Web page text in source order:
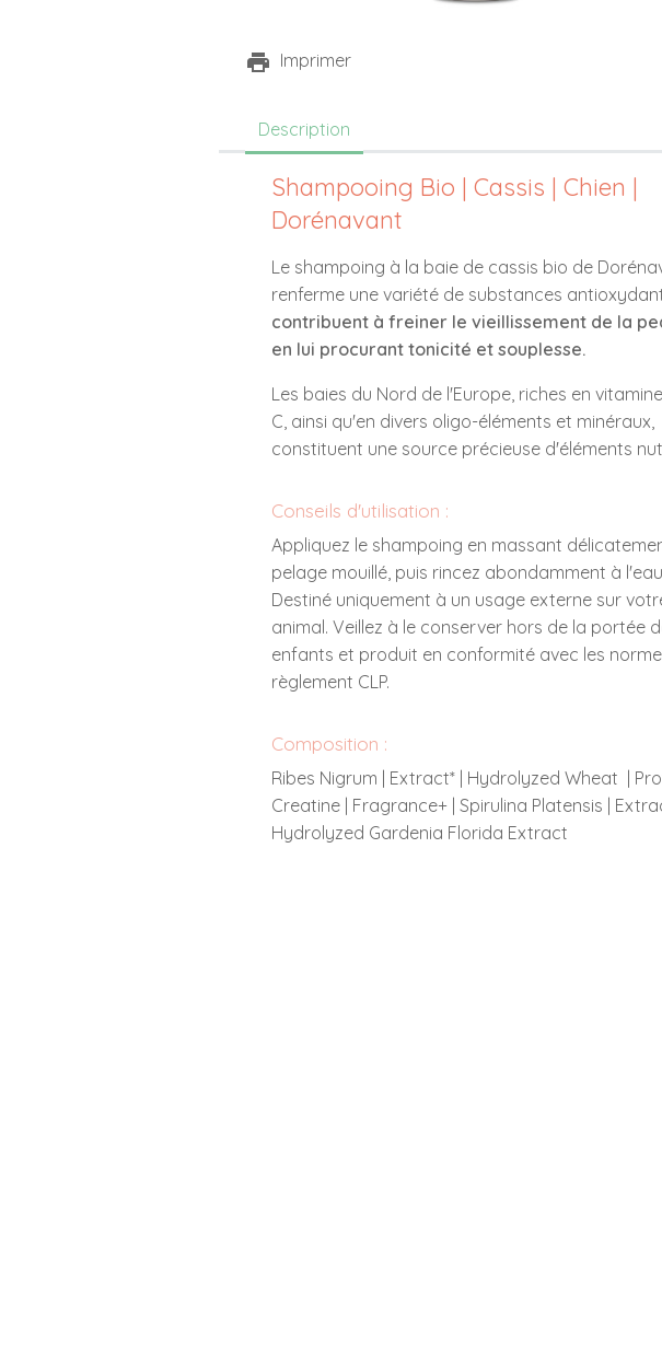
Imprimer
Description
Shampooing Bio | Cassis | Chien |
Dorénavant
Le shampoing à la baie de cassis bio de
renferme une variété de substances
contribuent à freiner le vieillissement de la
en lui procurant tonicité et souplesse.
Les baies du Nord de l'Europe, riches en
C, ainsi qu'en divers oligo-éléments et minéraux,
constituent une source précieuse d'éléments
Conseils d'utilisation :
Appliquez le shampoing en massant
pelage mouillé, puis rincez abondamment à
Destiné uniquement à un usage externe sur
animal. Veillez à le conserver hors de la portée
enfants et produit en conformité avec les
règlement CLP.
Composition :
Ribes Nigrum | Extract* | Hydrolyzed Wheat |
Creatine | Fragrance+ | Spirulina Platensis |
Hydrolyzed Gardenia Florida Extract